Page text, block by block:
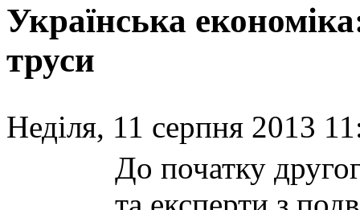
Українська
труси
Неділя, 11 серпня 2013
До початку